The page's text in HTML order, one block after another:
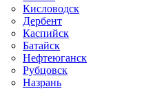
Кисловодск
Дербент
Каспийск
Батайск
Нефтеюганск
Рубцовск
Назрань